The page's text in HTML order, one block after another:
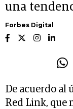
una
Forbes Digital
De acuerdo al
Red Link, que